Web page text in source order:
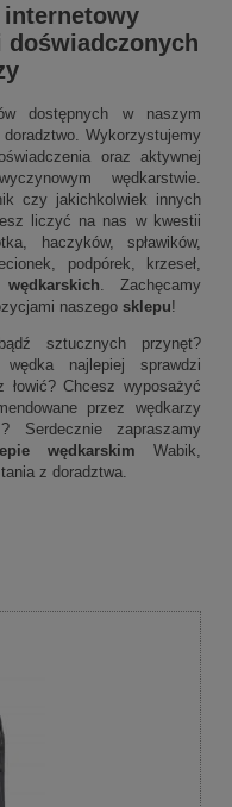
internetowy
dostępnych w naszym
Wykorzystujemy
oraz aktywnej
wędkarstwie.
czy jakichkolwiek innych
liczyć na nas w kwestii
haczyków, spławików,
podpórek, krzeseł,
wędkarskich . Zachęcamy
naszego sklepu!
sztucznych przynęt?
najlepiej sprawdzi
Chcesz wyposażyć
przez wędkarzy
Serdecznie zapraszamy
wędkarskim Wabik,
z doradztwa.